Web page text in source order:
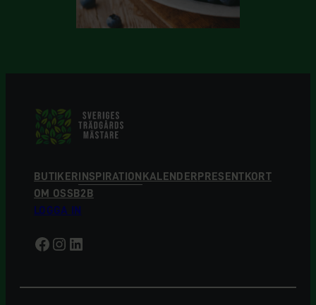
BUTIKER INSPIRATION KALENDER PRESENTKORT
OM OSS B2B
LOGGA IN
Facebook
Instagram
LinkedIn